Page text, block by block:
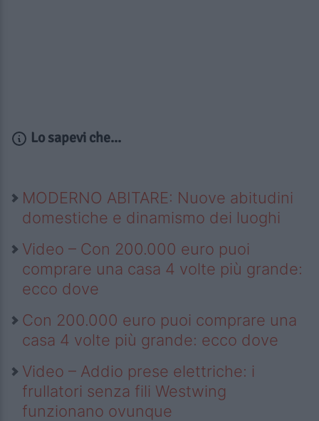
Lo sapevi che...
MODERNO ABITARE: Nuove abitudini
domestiche e dinamismo dei luoghi
Video – Con 200.000 euro puoi
comprare una casa 4 volte più grande:
ecco dove
Con 200.000 euro puoi comprare una
casa 4 volte più grande: ecco dove
Video – Addio prese elettriche: i
frullatori senza fili Westwing
funzionano ovunque